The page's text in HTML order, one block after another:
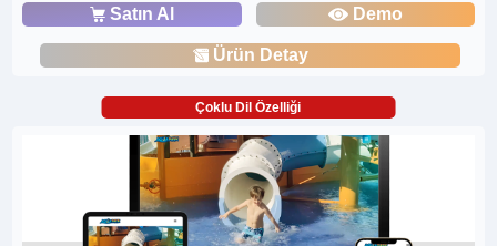
Satın Al Demo
Ürün Detay
Çoklu Dil Özelliği